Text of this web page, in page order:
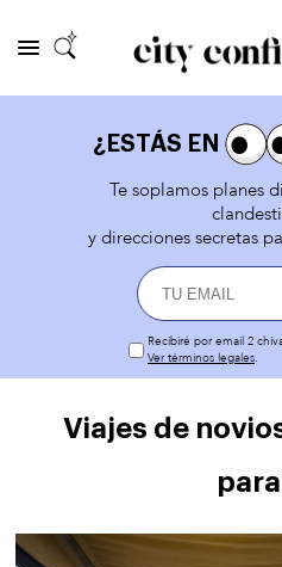
¿ESTÁS EN
Te soplamos planes
y direcciones secretas
Recibiré por email 2
Ver términos legales.
Viajes de